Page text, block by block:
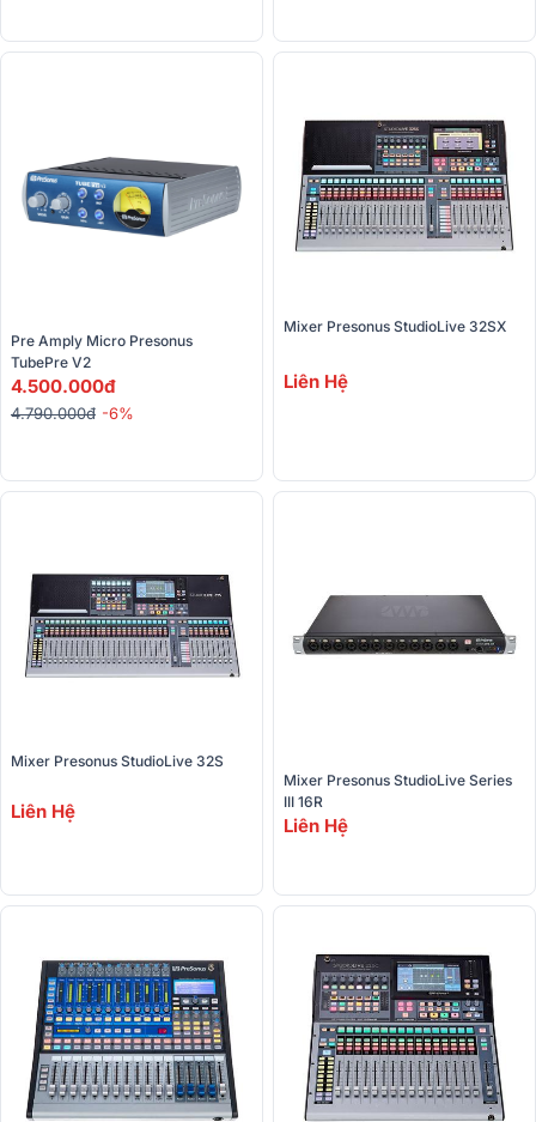
Pre Amply Micro Presonus
TubePre V2
4.500.000đ
4.790.000đ -6%
Mixer Presonus StudioLive 32SX
Liên Hệ
Mixer Presonus StudioLive 32S
Liên Hệ
Mixer Presonus StudioLive Series
III 16R
Liên Hệ